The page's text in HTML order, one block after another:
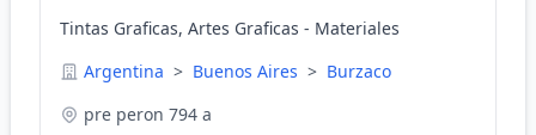
Tintas Graficas, Artes Graficas - Materiales
Argentina > Buenos Aires > Burzaco
pre peron 794 a